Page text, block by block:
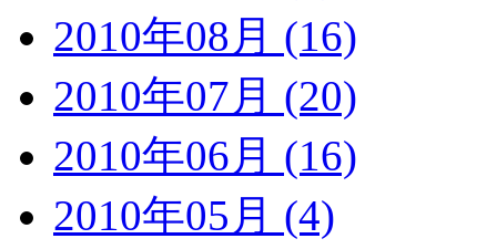
2010年08月 (16)
2010年07月 (20)
2010年06月 (16)
2010年05月 (4)